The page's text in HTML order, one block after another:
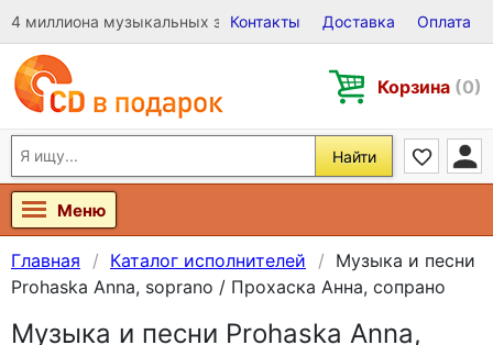
4 миллиона музыкальных записей на Виниле, CD и DVD
Контакты Доставка Оплата
Корзина (0)
Найти
Меню
Главная Каталог исполнителей
Музыка и песни
Prohaska Anna, soprano / Прохаска Анна, сопрано
Музыка и песни Prohaska Anna,